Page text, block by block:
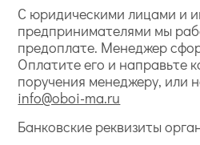
С юридическими лицами и
предпринимателями мы
предоплате. Менеджер
Оплатите его и направьте
поручения менеджеру, или
info@oboi-ma.ru
Банковские реквизиты